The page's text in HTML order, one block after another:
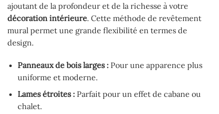
ajoutant de la profondeur et de la richesse à votre
décoration intérieure. Cette méthode de revêtement
mural permet une grande flexibilité en termes de
design.
Panneaux de bois larges :Pour une apparence plus
uniforme et moderne.
Lames étroites :Parfait pour un effet de cabane ou
chalet.